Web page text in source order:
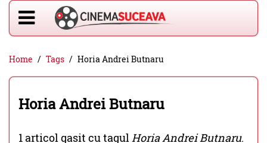
Home Tags Horia Andrei Butnaru
Horia Andrei Butnaru
1 articol gasit cu tagulHoria Andrei Butnaru.